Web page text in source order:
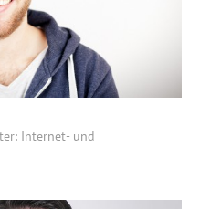
Internet- und